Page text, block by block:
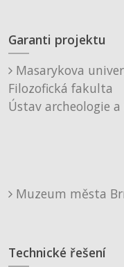
Garanti projektu
Masarykova
Filozofická fakulta
Ústav archeologie
Muzeum města
Technické řešení